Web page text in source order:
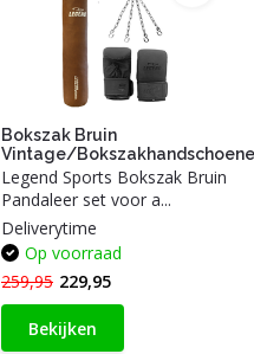
Bokszak Bruin
Vintage/
Legend Sports Bokszak Bruin
Pandaleer set voor a...
Deliverytime
Op voorraad
259,95 229,95
Bekijken